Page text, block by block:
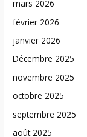
mars 2026
février 2026
janvier 2026
Décembre 2025
novembre 2025
octobre 2025
septembre 2025
août 2025